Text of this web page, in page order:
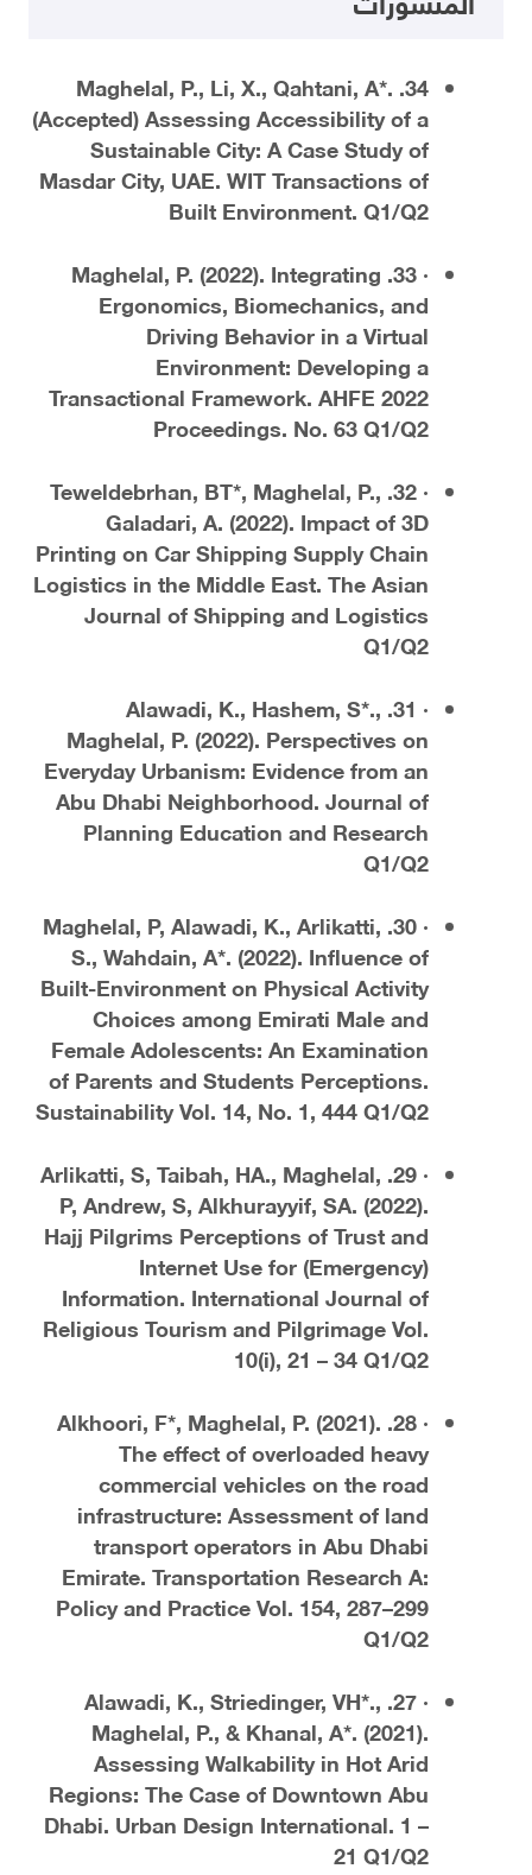
34. Maghelal, P., Li, X., Qahtani, A*.
(Accepted) Assessing Accessibility of a
Sustainable City: A Case Study of
Masdar City, UAE. WIT Transactions of
Built Environment. Q1/Q2
· 33. Maghelal, P. (2022). Integrating
Ergonomics, Biomechanics, and
Driving Behavior in a Virtual
Environment: Developing a
Transactional Framework. AHFE 2022
Proceedings. No. 63 Q1/Q2
· 32. Teweldebrhan, BT*, Maghelal, P.,
Galadari, A. (2022). Impact of 3D
Printing on Car Shipping Supply Chain
Logistics in the Middle East. The Asian
Journal of Shipping and Logistics
Q1/Q2
· 31. Alawadi, K., Hashem, S*.,
Maghelal, P. (2022). Perspectives on
Everyday Urbanism: Evidence from an
Abu Dhabi Neighborhood. Journal of
Planning Education and Research
Q1/Q2
· 30. Maghelal, P, Alawadi, K., Arlikatti,
S., Wahdain, A*. (2022). Influence of
Built-Environment on Physical Activity
Choices among Emirati Male and
Female Adolescents: An Examination
of Parents and Students Perceptions.
Sustainability Vol. 14, No. 1, 444 Q1/Q2
· 29. Arlikatti, S, Taibah, HA., Maghelal,
P, Andrew, S, Alkhurayyif, SA. (2022).
Hajj Pilgrims Perceptions of Trust and
Internet Use for (Emergency)
Information. International Journal of
Religious Tourism and Pilgrimage Vol.
10(i), 21 – 34 Q1/Q2
· 28. Alkhoori, F*, Maghelal, P. (2021).
The effect of overloaded heavy
commercial vehicles on the road
infrastructure: Assessment of land
transport operators in Abu Dhabi
Emirate. Transportation Research A:
Policy and Practice Vol. 154, 287–299
Q1/Q2
· 27. Alawadi, K., Striedinger, VH*.,
Maghelal, P., & Khanal, A*. (2021).
Assessing Walkability in Hot Arid
Regions: The Case of Downtown Abu
Dhabi. Urban Design International. 1 –
21 Q1/Q2